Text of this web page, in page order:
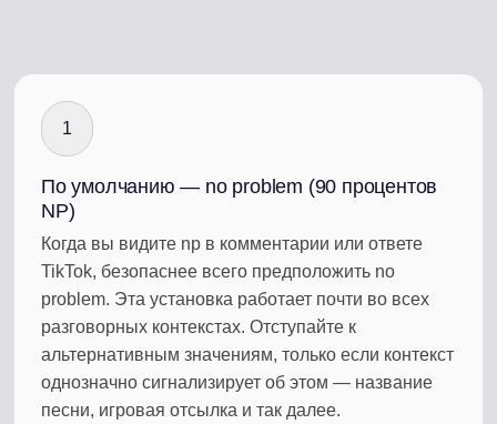
1
По умолчанию — no problem (90 процентов
NP)
Когда вы видите np в комментарии или ответе
TikTok, безопаснее всего предположить no
problem. Эта установка работает почти во всех
разговорных контекстах. Отступайте к
альтернативным значениям, только если контекст
однозначно сигнализирует об этом — название
песни, игровая отсылка и так далее.